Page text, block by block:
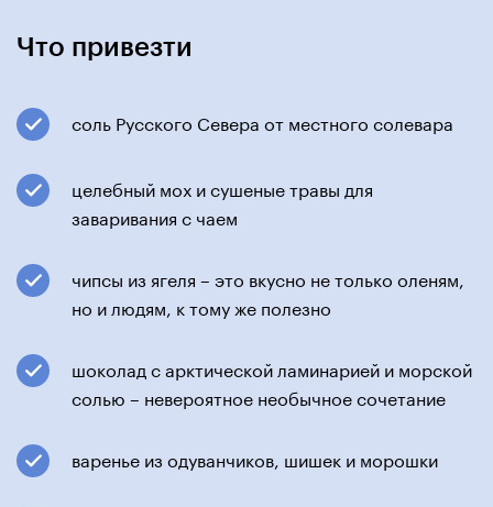
Что привезти
соль Русского Севера от местного солевара
целебный мох и сушеные травы для
заваривания с чаем
чипсы из ягеля – это вкусно не только оленям,
но и людям, к тому же полезно
шоколад с арктической ламинарией и морской
солью – невероятное необычное сочетание
варенье из одуванчиков, шишек и морошки